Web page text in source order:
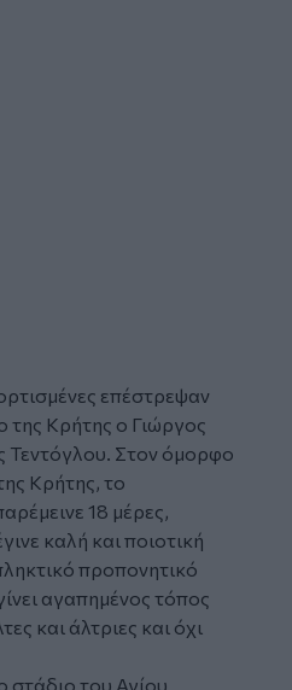
επέστρεψαν
της Κρήτης ο Γιώργος
Τεντόγλου. Στον όμορφο
Κρήτης, το
18 μέρες,
καλή και ποιοτική
προπονητικό
αγαπημένος τόπος
και άλτριες και όχι
στάδιο του Αγίου